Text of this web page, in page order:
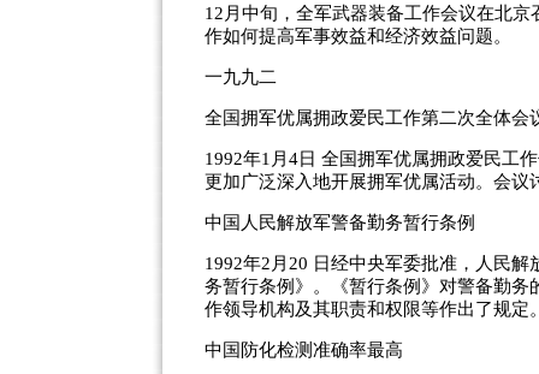
12月中旬，全军武器装备工作会议在北
作如何提高军事效益和经济效益问题。
一九九二
全国拥军优属拥政爱民工作第二次全体会
1992年1月4日 全国拥军优属拥政爱民工
更加广泛深入地开展拥军优属活动。会
中国人民解放军警备勤务暂行条例
1992年2月20 日经中央军委批准，人民
务暂行条例》。《暂行条例》对警备勤
作领导机构及其职责和权限等作出了规定
中国防化检测准确率最高